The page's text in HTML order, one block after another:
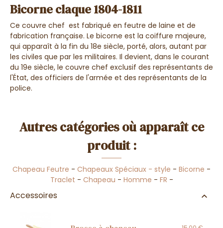
Bicorne claque 1804-1811
Ce couvre chef est fabriqué en feutre de laine et de
fabrication française. Le bicorne est la coiffure majeure,
qui apparaît à la fin du 18e siècle, porté, alors, autant par
les civiles que par les militaires. Il devient, dans le courant
du 19e siècle, le couvre chef exclusif des représentants de
l'État, des officiers de l'armée et des représentants de la
police.
Autres catégories où apparaît ce
produit :
Chapeau Feutre - Chapeaux Spéciaux - style - Bicorne -
Traclet - Chapeau - Homme - FR -
Accessoires